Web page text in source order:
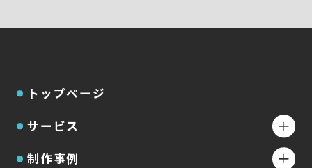
トップページ
サービス
制作事例